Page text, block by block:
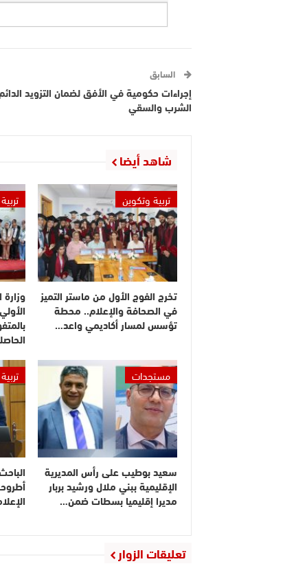
السابق
إجراءات حكومية في الأفق لضمان التزويد
الشرب والسقي
شاهد أيضا
تربية وتكوين
تخرج الفوج الأول من ماستر التميز
في الصحافة والإعلام.. محطة
تؤسس لمسار أكاديمي واعد…
وزارة
مستجدات
سعيد بوطيب على رأس المديرية
الإقليمية ببني ملال ورشيد بربار
مديرا إقليميا بسطات ضمن…
تعليقات الزوار